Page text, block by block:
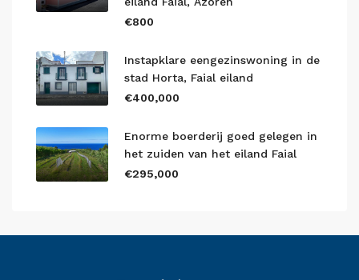
€800
Instapklare eengezinswoning in de
stad Horta, Faial eiland
€400,000
Enorme boerderij goed gelegen in
het zuiden van het eiland Faial
€295,000